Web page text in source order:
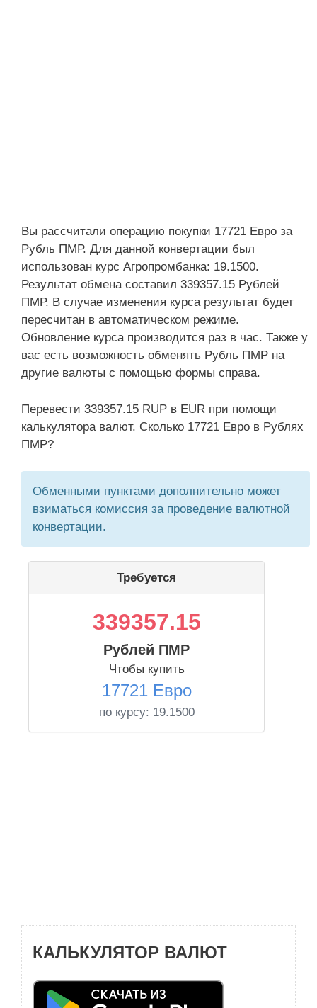
Вы рассчитали операцию покупки 17721 Евро за
Рубль ПМР. Для данной конвертации был
использован курс Агропромбанка: 19.1500.
Результат обмена составил 339357.15 Рублей
ПМР. В случае изменения курса результат будет
пересчитан в автоматическом режиме.
Обновление курса производится раз в час. Также у
вас есть возможность обменять Рубль ПМР на
другие валюты с помощью формы справа.
Перевести 339357.15 RUP в EUR при помощи
калькулятора валют. Сколько 17721 Евро в Рублях
ПМР?
Обменными пунктами дополнительно может
взиматься комиссия за проведение валютной
конвертации.
Требуется
339357.15
Рублей ПМР
Чтобы купить
17721 Евро
по курсу: 19.1500
КАЛЬКУЛЯТОР ВАЛЮТ